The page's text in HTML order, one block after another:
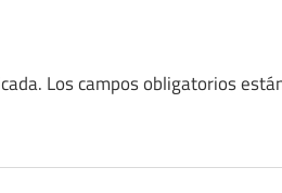
Los campos obligatorios